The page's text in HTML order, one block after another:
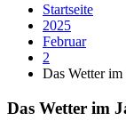
Startseite
2025
Februar
2
Das Wetter im
Das Wetter im